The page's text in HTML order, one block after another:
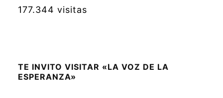
177.344 visitas
TE INVITO VISITAR «LA VOZ DE LA
ESPERANZA»